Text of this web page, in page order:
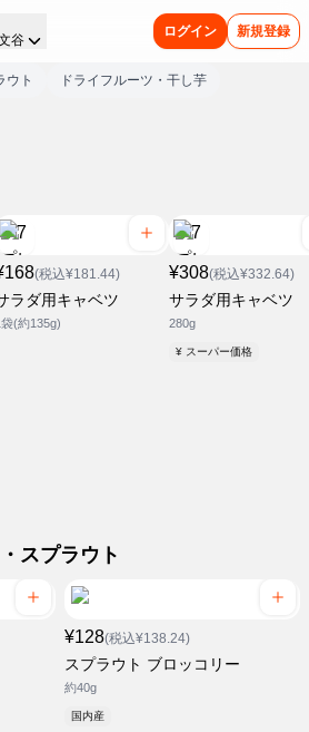
谷
ログイン 新規登録
ウト ドライフルーツ・干し芋
(税込¥181.44)
ラダ用キャベツ
袋(約135g)
¥308(税込¥332.64)
サラダ用キャベツ
280g
¥ スーパー価格
・スプラウト
¥128(税込¥138.24)
スプラウト ブロッコリー
約40g
国内産